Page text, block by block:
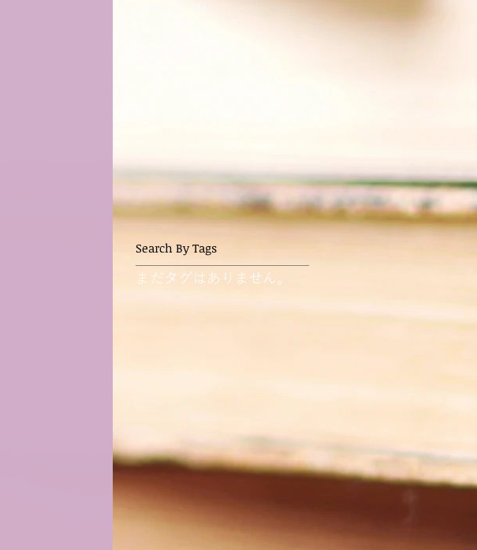
Search By Tags
まだタグはありません。